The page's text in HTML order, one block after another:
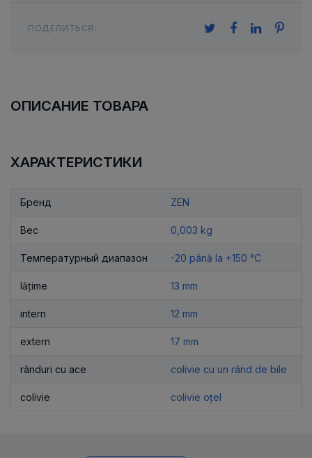
ПОДЕЛИТЬСЯ:
ОПИСАНИЕ ТОВАРА
ХАРАКТЕРИСТИКИ
Бренд ZEN
Вес 0,003 kg
Температурный диапазон -20 până la +150 °C
lățime 13 mm
intern 12 mm
extern 17 mm
rânduri cu ace colivie cu un rând de bile
colivie colivie oțel